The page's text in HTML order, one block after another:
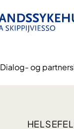
Dialog- og